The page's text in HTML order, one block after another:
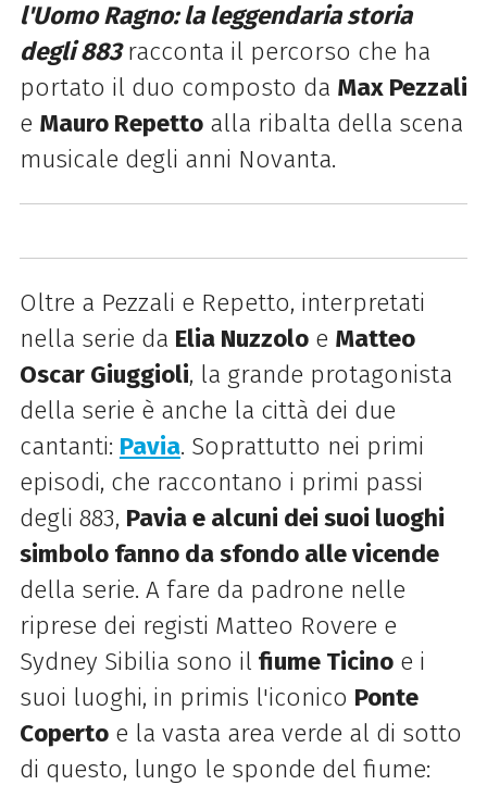
l'Uomo Ragno: la leggendaria storia
degli 883racconta il percorso che ha
portato il duo composto da Max Pezzali
e Mauro Repettoalla ribalta della scena
musicale degli anni Novanta.
Oltre a Pezzali e Repetto, interpretati
nella serie da Elia Nuzzoloe Matteo
Oscar Giuggioli, la grande protagonista
della serie è anche la città dei due
cantanti: Pavia. Soprattutto nei primi
episodi, che raccontano i primi passi
degli 883, Pavia e alcuni dei suoi luoghi
simbolo fanno da sfondo alle vicende
della serie. A fare da padrone nelle
riprese dei registi Matteo Rovere e
Sydney Sibilia sono il fiume Ticinoe i
suoi luoghi, in primis l'iconico Ponte
Copertoe la vasta area verde al di sotto
di questo, lungo le sponde del fiume: